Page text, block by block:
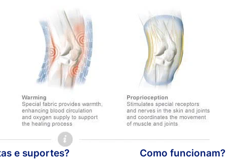
e suportes? Como funcionam?